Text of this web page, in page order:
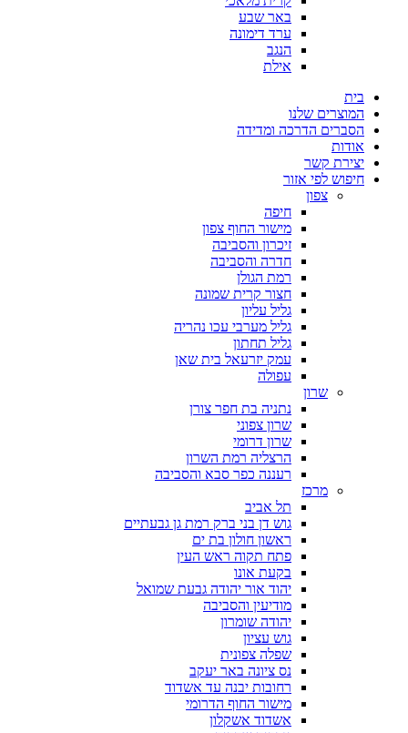
באר שבע
ערד דימונה
הנגב
אילת
בית
המוצרים שלנו
הסברים הדרכה ומדידה
אודות
יצירת קשר
חיפוש לפי אזור
צפון
חיפה
מישור החוף צפון
זיכרון והסביבה
חדרה והסביבה
רמת הגולן
חצור קרית שמונה
גליל עליון
גליל מערבי עכו נהריה
גליל תחתון
עמק יזרעאל בית שאן
עפולה
שרון
נתניה בת חפר צורן
שרון צפוני
שרון דרומי
הרצליה רמת השרון
רעננה כפר סבא והסביבה
מרכז
תל אביב
גוש דן בני ברק רמת גן גבעתיים
ראשון חולון בת ים
פתח תקוה ראש העין
בקעת אונו
יהוד אור יהודה גבעת שמואל
מודיעין והסביבה
יהודה שומרון
גוש עציון
שפלה צפונית
נס ציונה באר יעקב
רחובות יבנה עד אשדוד
מישור החוף הדרומי
אשדוד אשקלון